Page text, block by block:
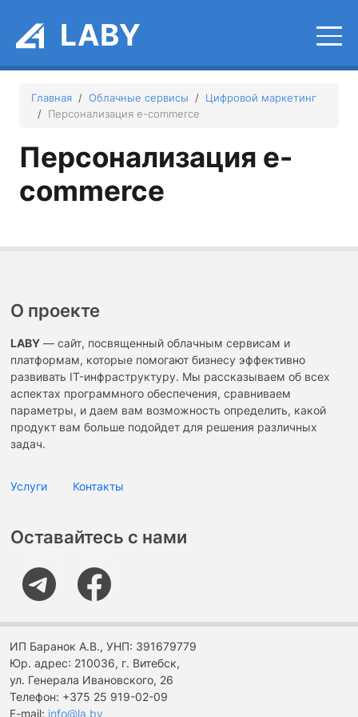
LABY
Главная Облачные сервисы
Цифровой маркетинг
Персонализация e-commerce
Персонализация e-
commerce
О проекте
LABY — сайт, посвященный облачным сервисам и
платформам, которые помогают бизнесу эффективно
развивать IT-инфраструктуру. Мы рассказываем об всех
аспектах программного обеспечения, сравниваем
параметры, и даем вам возможность определить, какой
продукт вам больше подойдет для решения различных
задач.
Услуги
Услуги Контакты
Оставайтесь с нами
ИП Баранок А.В., УНП: 391679779
Юр. адрес: 210036, г. Витебск,
ул. Генерала Ивановского, 26
Телефон: +375 25 919-02-09
E-mail: info@la.by